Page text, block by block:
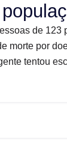
de
morte por
tentou